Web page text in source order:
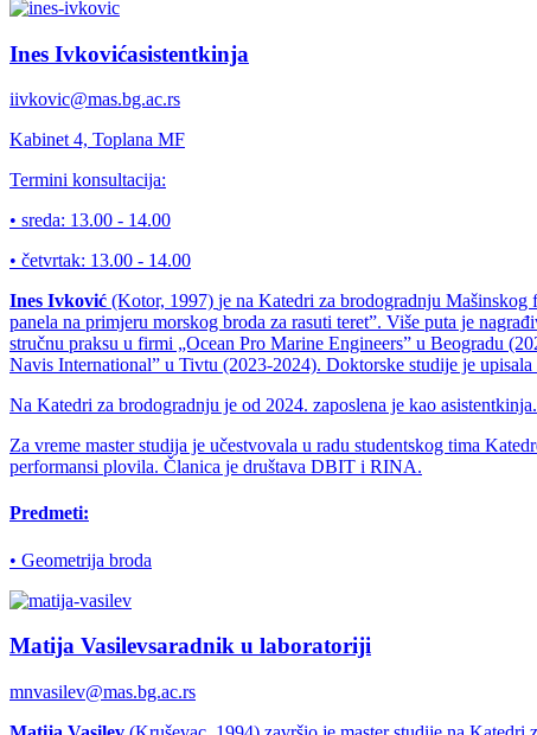
Ines Ivkovićasistentkinja
iivkovic@mas.bg.ac.rs
Kabinet 4, Toplana MF
Termini konsultacija:
• sreda: 13.00 - 14.00
• četvrtak: 13.00 - 14.00
Ines Ivković (Kotor, 1997) je na Katedri za brodogradnju Mašinskog
panela na primjeru morskog broda za rasuti teret”. Više puta je
stručnu praksu u firmi „Ocean Pro Marine Engineers” u Beogradu
Navis International” u Tivtu (2023-2024). Doktorske studije je upisala
Na Katedri za brodogradnju je od 2024. zaposlena je kao
Za vreme master studija je učestvovala u radu studentskog tima
performansi plovila. Članica je društava DBIT i RINA.
Predmeti:
• Geometrija broda
Matija Vasilevsaradnik u laboratoriji
mnvasilev@mas.bg.ac.rs